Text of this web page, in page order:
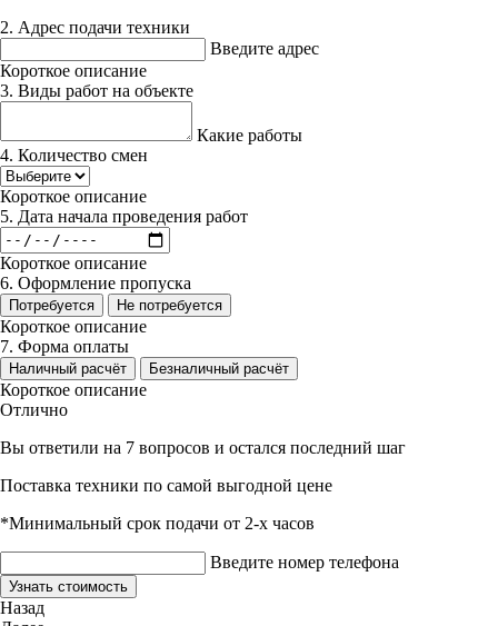
2. Адрес подачи техники
Введите адрес
Короткое описание
3. Виды работ на объекте
Какие работы
4. Количество смен
Короткое описание
5. Дата начала проведения работ
Короткое описание
6. Оформление пропуска
Потребуется Не потребуется
Короткое описание
7. Форма оплаты
Наличный расчёт Безналичный расчёт
Короткое описание
Отлично
Вы ответили на 7 вопросов и остался последний шаг
Поставка техники по самой выгодной цене
*Минимальный срок подачи от 2-х часов
Введите номер телефона
Узнать стоимость
Назад